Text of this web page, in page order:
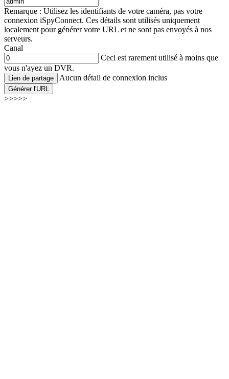
Remarque : Utilisez les identifiants de votre caméra, pas votre
connexion iSpyConnect. Ces détails sont utilisés uniquement
localement pour générer votre URL et ne sont pas envoyés à nos
serveurs.
Canal
Ceci est rarement utilisé à moins que
vous n'ayez un DVR.
Lien de partage Aucun détail de connexion inclus
Générer l'URL
>>>>>